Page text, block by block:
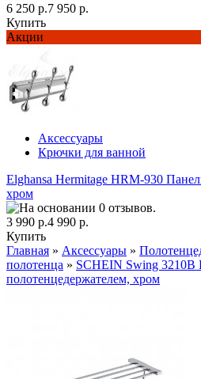
6 250 р.7 950 р.
Купить
Акции
Аксессуары
Крючки для ванной
Elghansa Hermitage HRM-930
хром
3 990 р.4 990 р.
Купить
Главная » Аксессуары »
полотенца » SCHEIN Swing 3210B
полотенцедержателем, хром